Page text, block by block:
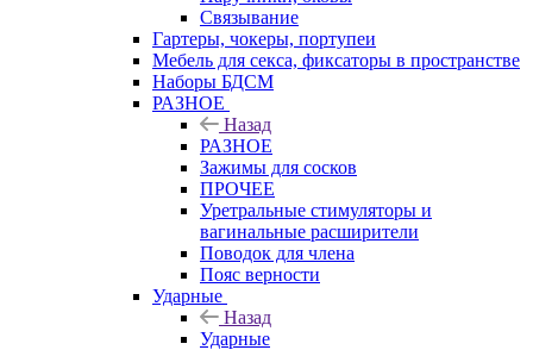
Связывание
Гартеры, чокеры, портупеи
Мебель для секса, фиксаторы в пространстве
Наборы БДСМ
РАЗНОЕ
Назад
РАЗНОЕ
Зажимы для сосков
ПРОЧЕЕ
Уретральные стимуляторы и
вагинальные расширители
Поводок для члена
Пояс верности
Ударные
Назад
Ударные